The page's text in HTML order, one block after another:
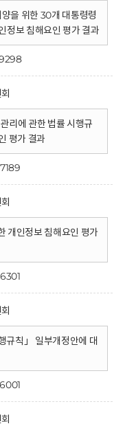
을 위한 30개 대통령령
정보 침해요인 평가 결과
리에 관한 법률 시행규
평가 결과
개인정보 침해요인 평가
규칙」 일부개정안에 대